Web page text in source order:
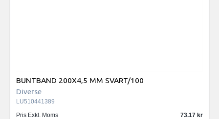
BUNTBAND 200X4,5 MM SVART/100
Diverse
LU510441389
Pris Exkl. Moms
73.17